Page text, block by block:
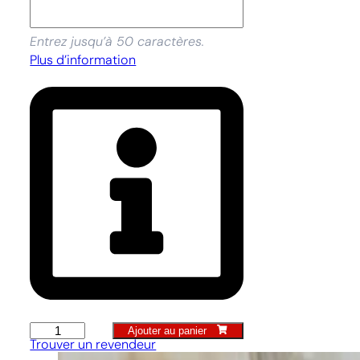
Entrez jusqu’à 50 caractères.
Plus d’information
quantité
de
Ajouter au panier
Trouver un revendeur